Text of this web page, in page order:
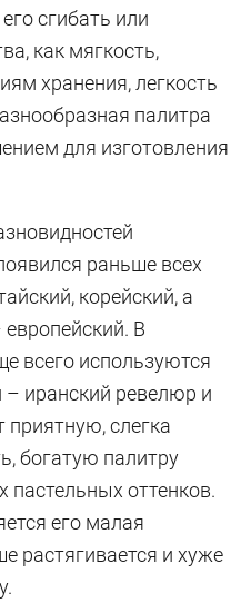
сгибать или
как мягкость,
хранения, легкость
палитра
для изготовления
раньше всех
корейский, а
В
всего используются
– иранский ревелюр и
слегка
богатую палитру
пастельных оттенков.
его малая
растягивается и хуже